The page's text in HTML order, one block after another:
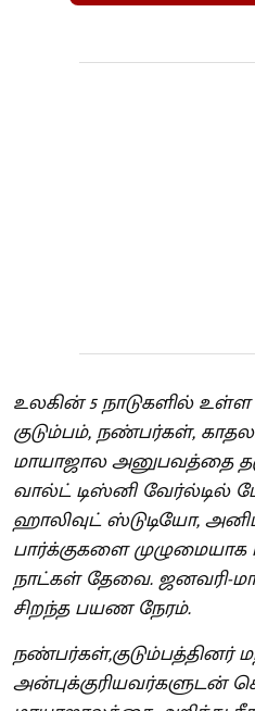
உலகின் 5 நாடுகளில்
குடும்பம், நண்பர்கள்,
மாயாஜால அனுபவத்தை
வால்ட் டிஸ்னி வேர்ல்டில்
ஹாலிவுட் ஸ்டுடியோ,
பார்க்குகளை முழுமையாக
நாட்கள் தேவை. ஜனவரி-
சிறந்த பயண நேரம்.
நண்பர்கள்,குடும்பத்தினர்
அன்புக்குரியவர்களுடன்